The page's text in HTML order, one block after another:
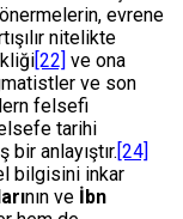
evrene
nitelikte
[22] ve ona
ve son
felsefi
tarihi
anlayıştır.[24]
bilgisini inkar
nın ve İbn